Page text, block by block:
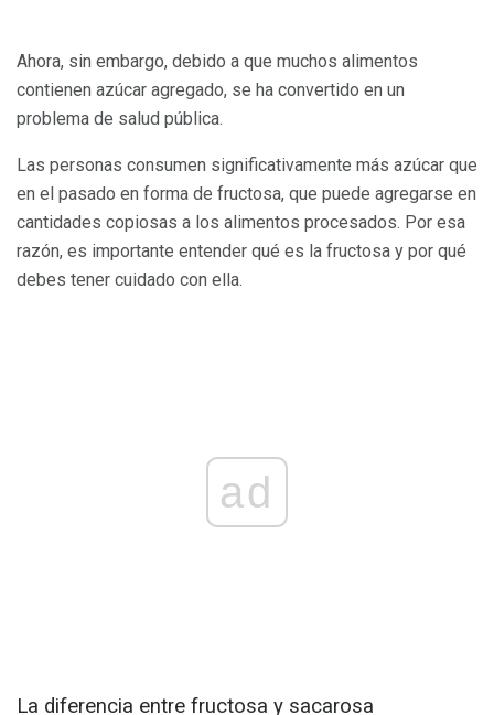
Ahora, sin embargo, debido a que muchos alimentos
contienen azúcar agregado, se ha convertido en un
problema de salud pública.
Las personas consumen significativamente más azúcar que
en el pasado en forma de fructosa, que puede agregarse en
cantidades copiosas a los alimentos procesados. Por esa
razón, es importante entender qué es la fructosa y por qué
debes tener cuidado con ella.
ad
La diferencia entre fructosa y sacarosa